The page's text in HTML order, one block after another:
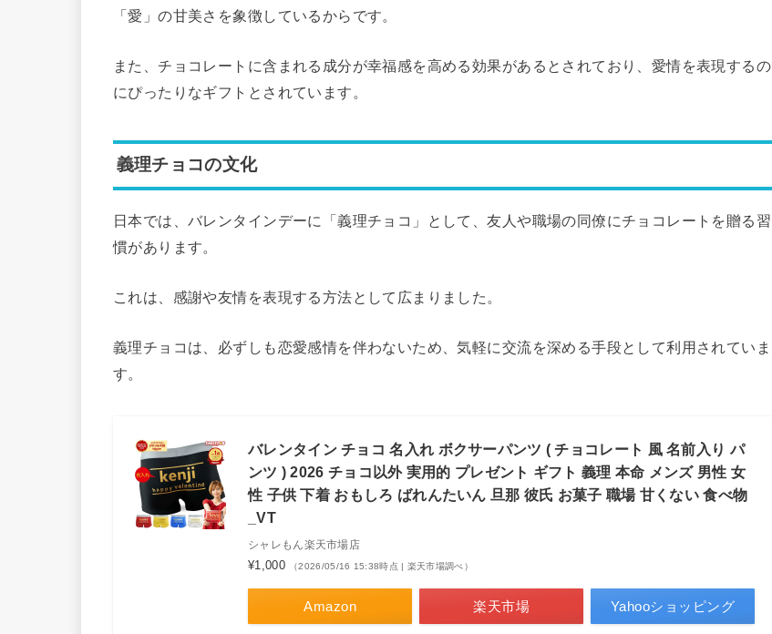
「愛」の甘美さを象徴しているからです。
また、チョコレートに含まれる成分が幸福感を高める効果があるとされており、愛情を表現するの
にぴったりなギフトとされています。
義理チョコの文化
日本では、バレンタインデーに「義理チョコ」として、友人や職場の同僚にチョコレートを贈る習
慣があります。
これは、感謝や友情を表現する方法として広まりました。
義理チョコは、必ずしも恋愛感情を伴わないため、気軽に交流を深める手段として利用されていま
す。
バレンタイン チョコ 名入れ ボクサーパンツ ( チョコレート 風 名前入り パ
ンツ ) 2026 チョコ以外 実用的 プレゼント ギフト 義理 本命 メンズ 男性 女
性 子供 下着 おもしろ ばれんたいん 旦那 彼氏 お菓子 職場 甘くない 食べ物
_VT
シャレもん楽天市場店
¥1,000 （2026/05/16 15:38時点 | 楽天市場調べ）
Amazon 楽天市場 Yahooショッピング